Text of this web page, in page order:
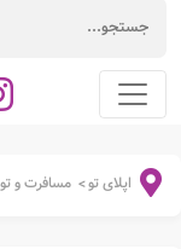
اپلای تو> مسافرت و